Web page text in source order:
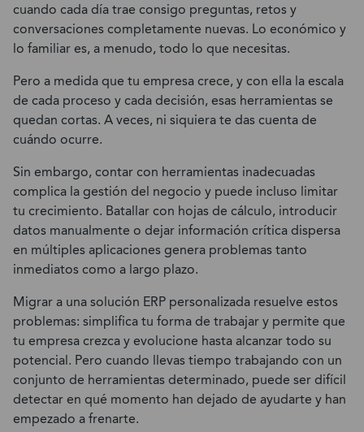
cuando cada día trae consigo preguntas, retos y
conversaciones completamente nuevas. Lo económico y
lo familiar es, a menudo, todo lo que necesitas.
Pero a medida que tu empresa crece, y con ella la escala
de cada proceso y cada decisión, esas herramientas se
quedan cortas. A veces, ni siquiera te das cuenta de
cuándo ocurre.
Sin embargo, contar con herramientas inadecuadas
complica la gestión del negocio y puede incluso limitar
tu crecimiento. Batallar con hojas de cálculo, introducir
datos manualmente o dejar información crítica dispersa
en múltiples aplicaciones genera problemas tanto
inmediatos como a largo plazo.
Migrar a una solución ERP personalizada resuelve estos
problemas: simplifica tu forma de trabajar y permite que
tu empresa crezca y evolucione hasta alcanzar todo su
potencial. Pero cuando llevas tiempo trabajando con un
conjunto de herramientas determinado, puede ser difícil
detectar en qué momento han dejado de ayudarte y han
empezado a frenarte.